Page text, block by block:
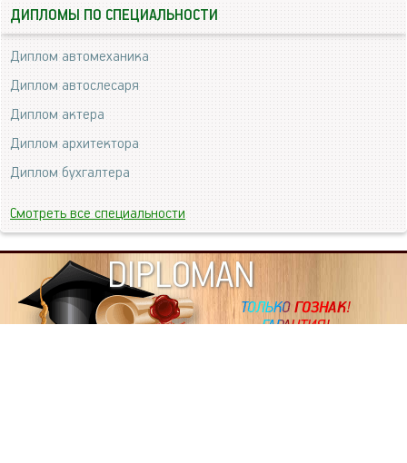
ДИПЛОМЫ ПО СПЕЦИАЛЬНОСТИ
Диплом автомеханика
Диплом автослесаря
Диплом актера
Диплом архитектора
Диплом бухгалтера
Смотреть все специальности
DIPLOMAN